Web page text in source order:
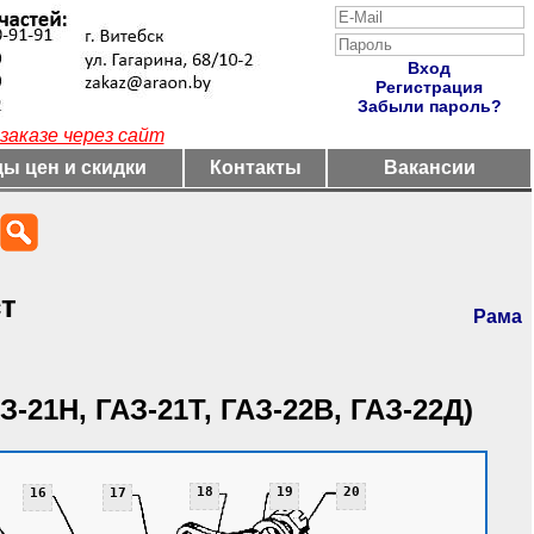
Вход
Регистрация
Забыли пароль?
через сайт
цен и скидки Контакты Вакансии
Рама
21Н, ГАЗ-21Т, ГАЗ-22В, ГАЗ-22Д)
16 17 18 19 20